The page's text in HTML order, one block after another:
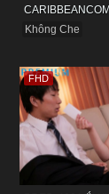
Không Che
FHD